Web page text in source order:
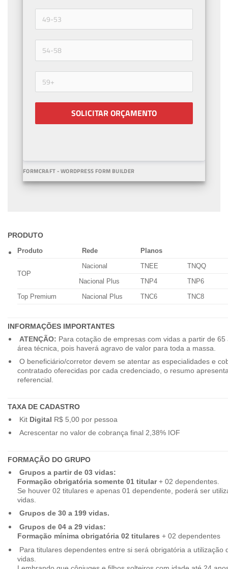
SOLICITAR ORÇAMENTO
FORMCRAFT - WORDPRESS FORM BUILDER
PRODUTO
Produto Rede Planos
TOP
Nacional TNEE
TNQQ
Nacional Plus
TNP4
TNP6
Top Premium
Nacional Plus TNC6 TNC8
INFORMAÇÕES IMPORTANTES
ATENÇÃO: Para cotação de empresas com vidas a partir de
área técnica, pois haverá agravo de valor para toda a massa.
O beneficiário/corretor devem se atentar as especialidades e
contratado oferecidas por cada credenciado, o resumo
referencial.
TAXA DE CADASTRO
Kit Digital R$ 5,00 por pessoa
Acrescentar no valor de cobrança final 2,38% IOF
FORMAÇÃO DO GRUPO
Grupos a partir de 03 vidas:
Formação obrigatória somente 01 titular+ 02 dependentes.
Se houver 02 titulares e apenas 01 dependente, poderá ser
vidas.
Grupos de 30 a 199 vidas.
Grupos de 04 a 29 vidas:
Formação mínima obrigatória 02 titulares + 02 dependentes
Para titulares dependentes entre si será obrigatória a utilização
vidas.